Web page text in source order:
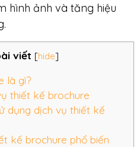
hình ảnh và tăng hiệu
viết [hide]
là gì?
thiết kế brochure
dụng dịch vụ thiết kế
kế brochure phổ biến